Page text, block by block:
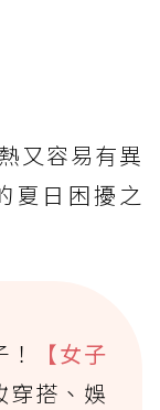
又容易有異
夏日困擾之
【女子
穿搭、娛